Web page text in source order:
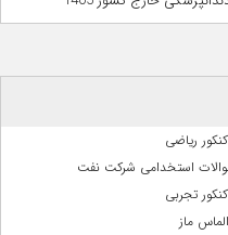
ریاضی
استخدامی شرکت نفت
تجربی
ماز